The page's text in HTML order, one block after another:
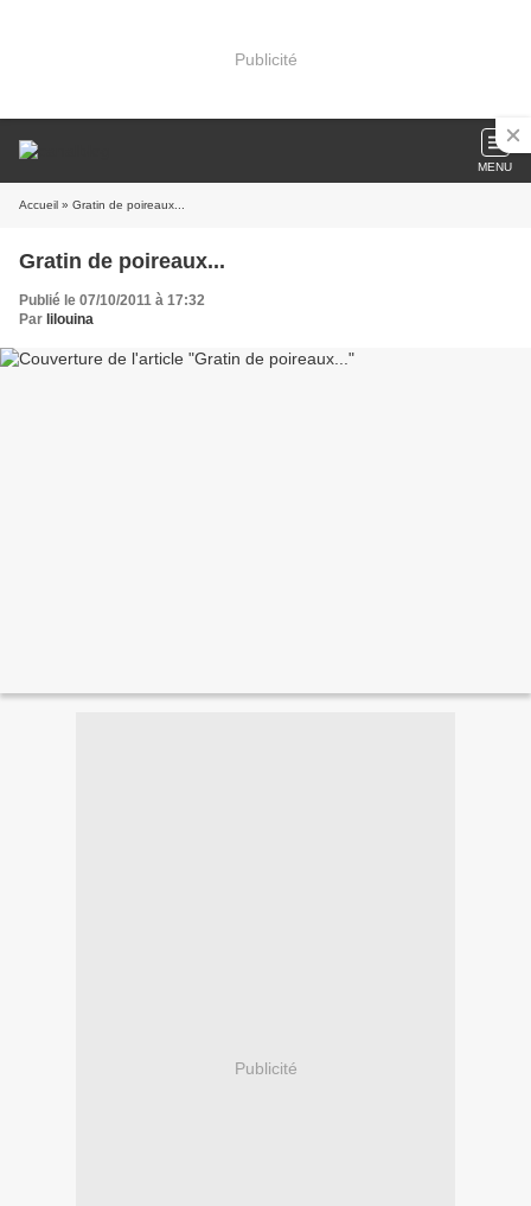
Publicité
MENU
Accueil » Gratin de poireaux...
Gratin de poireaux...
Publié le 07/10/2011 à 17:32
Par lilouina
Publicité